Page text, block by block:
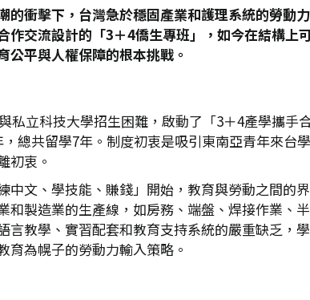
的衝擊下，台灣急於穩固產業和護理系統的勞
作交流設計的「3＋4僑生專班」，如今在結構上
公平與人權保障的根本挑戰。
私立科技大學招生困難，啟動了「3＋4產學攜
總共留學7年。制度初衷是吸引東南亞青年來
初衷。
中文、學技能、賺錢」開始，教育與勞動之間
和製造業的生產線，如房務、端盤、焊接作業
言教學、實習配套和教育支持系統的嚴重缺乏
育為幌子的勞動力輸入策略。